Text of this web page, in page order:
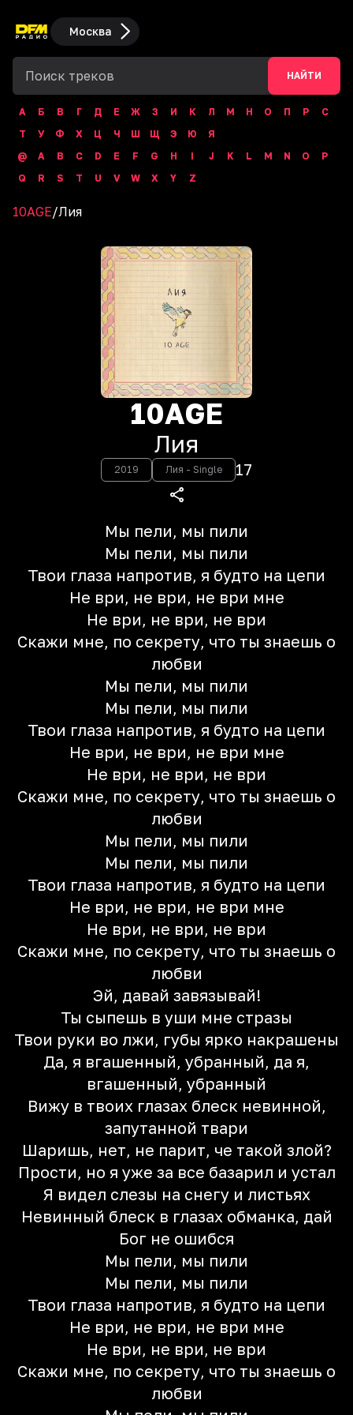
Москва
НАЙТИ
А Б В Г Д Е Ж З И К Л М Н О П Р
С
Т
У Ф Х Ц Ч Ш Щ Э Ю
Я
@
A B C D E F G H I J K L M N O
P
Q
R S T U V W X Y Z
10AGE/Лия
10AGE
Лия
2019 Лия - Single 17
Мы пели, мы пили
Мы пели, мы пили
Твои глаза напротив, я будто на цепи
Не ври, не ври, не ври мне
Не ври, не ври, не ври
Скажи мне, по секрету, что ты знаешь о
любви
Мы пели, мы пили
Мы пели, мы пили
Твои глаза напротив, я будто на цепи
Не ври, не ври, не ври мне
Не ври, не ври, не ври
Скажи мне, по секрету, что ты знаешь о
любви
Мы пели, мы пили
Мы пели, мы пили
Твои глаза напротив, я будто на цепи
Не ври, не ври, не ври мне
Не ври, не ври, не ври
Скажи мне, по секрету, что ты знаешь о
любви
Эй, давай завязывай!
Ты сыпешь в уши мне стразы
Твои руки во лжи, губы ярко накрашены
Да, я вгашенный, убранный, да я,
вгашенный, убранный
Вижу в твоих глазах блеск невинной,
запутанной твари
Шаришь, нет, не парит, че такой злой?
Прости, но я уже за все базарил и устал
Я видел слезы на снегу и листьях
Невинный блеск в глазах обманка, дай
Бог не ошибся
Мы пели, мы пили
Мы пели, мы пили
Твои глаза напротив, я будто на цепи
Не ври, не ври, не ври мне
Не ври, не ври, не ври
Скажи мне, по секрету, что ты знаешь о
любви